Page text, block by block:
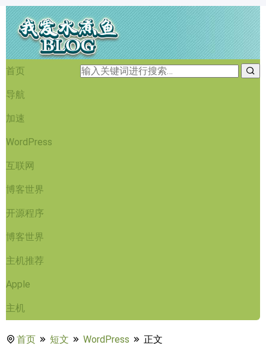
首页
导航
加速
WordPress
互联网
博客世界
开源程序
博客世界
主机推荐
Apple
主机
首页 短文 WordPress 正文